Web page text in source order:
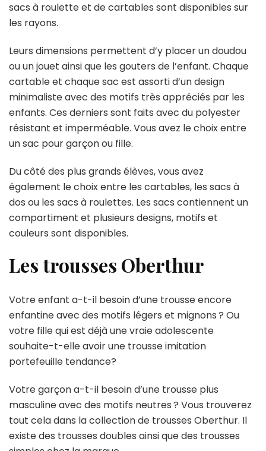
sacs à roulette et de cartables sont disponibles sur
les rayons.
Leurs dimensions permettent d’y placer un doudou
ou un jouet ainsi que les gouters de l’enfant. Chaque
cartable et chaque sac est assorti d’un design
minimaliste avec des motifs très appréciés par les
enfants. Ces derniers sont faits avec du polyester
résistant et imperméable. Vous avez le choix entre
un sac pour garçon ou fille.
Du côté des plus grands élèves, vous avez
également le choix entre les cartables, les sacs à
dos ou les sacs à roulettes. Les sacs contiennent un
compartiment et plusieurs designs, motifs et
couleurs sont disponibles.
Les trousses Oberthur
Votre enfant a-t-il besoin d’une trousse encore
enfantine avec des motifs légers et mignons ? Ou
votre fille qui est déjà une vraie adolescente
souhaite-t-elle avoir une trousse imitation
portefeuille tendance?
Votre garçon a-t-il besoin d’une trousse plus
masculine avec des motifs neutres ? Vous trouverez
tout cela dans la collection de trousses Oberthur. Il
existe des trousses doubles ainsi que des trousses